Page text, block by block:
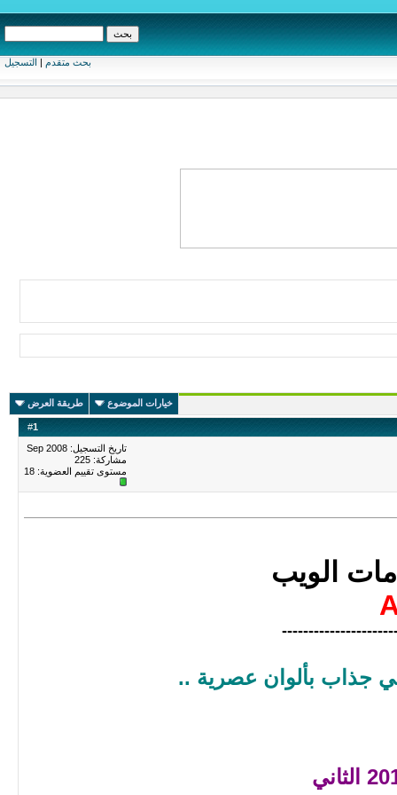
بحث متقدم | التسجيل
خيارات الموضوع طريقة العرض
#1
تاريخ التسجيل: Sep 2008
مشاركة: 225
مستوى تقييم العضوية: 18
الويب
جذاب بألوان عصرية ..